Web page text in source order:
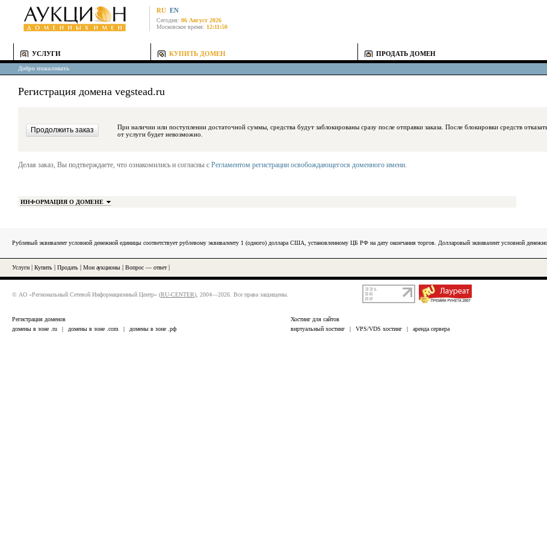
RU EN
Сегодня: 06 Август 2026
Московское время: 12:11:50
УСЛУГИ КУПИТЬ ДОМЕН ПРОДАТЬ ДОМЕН
Добро пожаловать
Регистрация домена vegstead.ru
При наличии или поступлении достаточной суммы, средства будут заблокированы сразу после отправки заказа. После блокировки средств отказаться
от услуги будет невозможно.
Делая заказ, Вы подтверждаете, что ознакомились и согласны с Регламентом регистрации освобождающегося доменного имени.
ИНФОРМАЦИЯ О ДОМЕНЕ
Рублевый эквивалент условной денежной единицы соответствует рублевому эквиваленту 1 (одного) доллара США, установленному ЦБ РФ на дату окончания торгов. Долларовый эквивалент условной
Услуги Купить Продать Мои аукционы Вопрос — ответ|
© АО «Региональный Сетевой Информационный Центр» (RU-CENTER), 2004—2026. Все права защищены.
Регистрация доменов
домены в зоне .ru
| домены в зоне .com | домены в зоне .рф
Хостинг для сайтов
виртуальный хостинг
| VPS/VDS хостинг | аренда сервера